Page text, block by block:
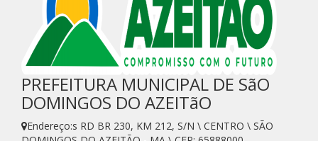
PREFEITURA MUNICIPAL DE SãO
DOMINGOS DO AZEITãO
Endereço:s RD BR 230, KM 212, S/N \ CENTRO \ SÃO